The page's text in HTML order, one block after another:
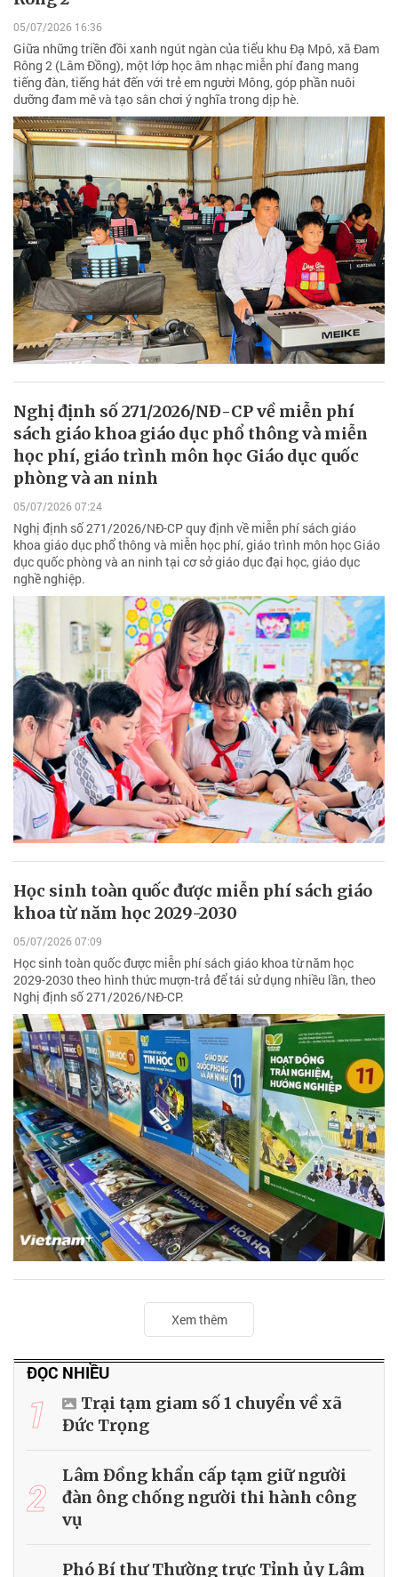
05/07/2026 16:36
Giữa những triền đồi xanh ngút ngàn của tiểu khu Đạ Mpô, xã Đam
Rông 2 (Lâm Đồng), một lớp học âm nhạc miễn phí đang mang
tiếng đàn, tiếng hát đến với trẻ em người Mông, góp phần nuôi
dưỡng đam mê và tạo sân chơi ý nghĩa trong dịp hè.
Nghị định số 271/2026/NĐ-CP về miễn phí
sách giáo khoa giáo dục phổ thông và miễn
học phí, giáo trình môn học Giáo dục quốc
phòng và an ninh
05/07/2026 07:24
Nghị định số 271/2026/NĐ-CP quy định về miễn phí sách giáo
khoa giáo dục phổ thông và miễn học phí, giáo trình môn học Giáo
dục quốc phòng và an ninh tại cơ sở giáo dục đại học, giáo dục
nghề nghiệp.
Học sinh toàn quốc được miễn phí sách giáo
khoa từ năm học 2029-2030
05/07/2026 07:09
Học sinh toàn quốc được miễn phí sách giáo khoa từ năm học
2029-2030 theo hình thức mượn-trả để tái sử dụng nhiều lần, theo
Nghị định số 271/2026/NĐ-CP.
Xem thêm
ĐỌC NHIỀU
1
Trại tạm giam số 1 chuyển về xã
Đức Trọng
2
Lâm Đồng khẩn cấp tạm giữ người
đàn ông chống người thi hành công
vụ
Phó Bí thư Thường trực Tỉnh ủy Lâm